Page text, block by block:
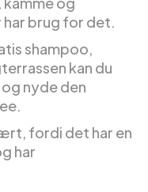
brug for det.
shampoo,
kan du
nyde den
fordi det har en
har